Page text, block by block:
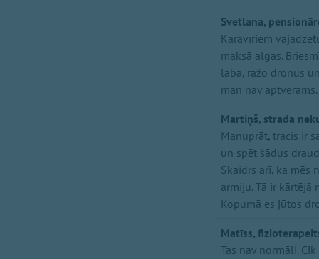
Svetlana,
Karavīriem
maksā algas.
laba, ražo dronus
man nav
Mārtiņš, strādā
Manuprāt, tracis ir
un spēt šādus
Skaidrs arī, ka mēs
armiju. Tā ir kārtējā
Kopumā es jūtos
Matīss,
Tas nav normāli.